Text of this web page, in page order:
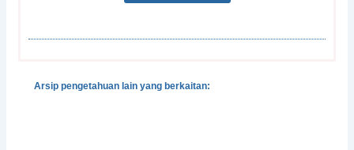
Arsip pengetahuan lain yang berkaitan: